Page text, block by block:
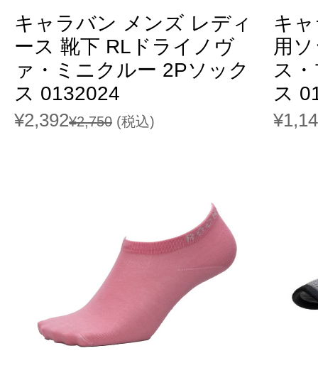
キャラバン メンズ レディ
ース 靴下 RLドライノヴ
ァ・ミニクルー 2Pソック
ス 0132024
¥2,392¥2,750 (税込)
キ
用
ス
ス